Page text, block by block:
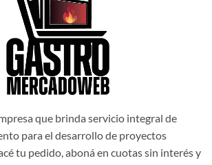
que brinda servicio integral de
para el desarrollo de proyectos
tu pedido, aboná en cuotas sin interés y